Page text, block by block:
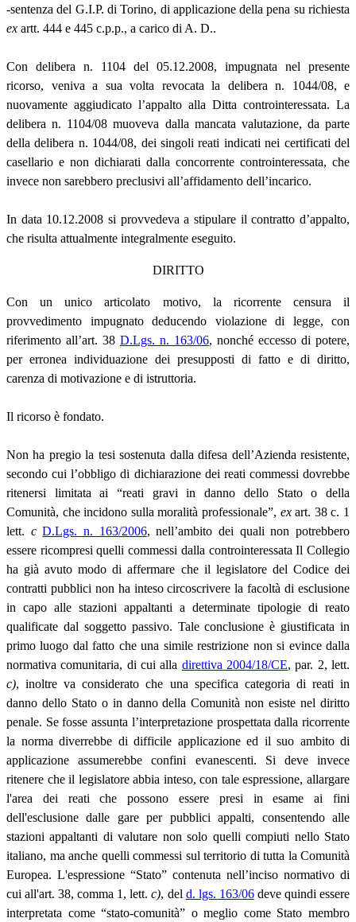
-sentenza del G.I.P. di Torino, di applicazione della pena su richiesta
ex artt. 444 e 445 c.p.p., a carico di A. D..
Con delibera n. 1104 del 05.12.2008, impugnata nel presente
ricorso, veniva a sua volta revocata la delibera n. 1044/08, e
nuovamente aggiudicato l’appalto alla Ditta controinteressata. La
delibera n. 1104/08 muoveva dalla mancata valutazione, da parte
della delibera n. 1044/08, dei singoli reati indicati nei certificati del
casellario e non dichiarati dalla concorrente controinteressata, che
invece non sarebbero preclusivi all’affidamento dell’incarico.
In data 10.12.2008 si provvedeva a stipulare il contratto d’appalto,
che risulta attualmente integralmente eseguito.
DIRITTO
Con un unico articolato motivo, la ricorrente censura il
provvedimento impugnato deducendo violazione di legge, con
riferimento all’art. 38 D.Lgs. n. 163/06, nonché eccesso di potere,
per erronea individuazione dei presupposti di fatto e di diritto,
carenza di motivazione e di istruttoria.
Il ricorso è fondato.
Non ha pregio la tesi sostenuta dalla difesa dell’Azienda resistente,
secondo cui l’obbligo di dichiarazione dei reati commessi dovrebbe
ritenersi limitata ai “reati gravi in danno dello Stato o della
Comunità, che incidono sulla moralità professionale”, exart. 38 c. 1
lett. c D.Lgs. n. 163/2006, nell’ambito dei quali non potrebbero
essere ricompresi quelli commessi dalla controinteressata Il Collegio
ha già avuto modo di affermare che il legislatore del Codice dei
contratti pubblici non ha inteso circoscrivere la facoltà di esclusione
in capo alle stazioni appaltanti a determinate tipologie di reato
qualificate dal soggetto passivo. Tale conclusione è giustificata in
primo luogo dal fatto che una simile restrizione non si evince dalla
normativa comunitaria, di cui alla direttiva 2004/18/CE, par. 2, lett.
c), inoltre va considerato che una specifica categoria di reati in
danno dello Stato o in danno della Comunità non esiste nel diritto
penale. Se fosse assunta l’interpretazione prospettata dalla ricorrente
la norma diverrebbe di difficile applicazione ed il suo ambito di
applicazione assumerebbe confini evanescenti. Si deve invece
ritenere che il legislatore abbia inteso, con tale espressione, allargare
l'area dei reati che possono essere presi in esame ai fini
dell'esclusione dalle gare per pubblici appalti, consentendo alle
stazioni appaltanti di valutare non solo quelli compiuti nello Stato
italiano, ma anche quelli commessi sul territorio di tutta la Comunità
Europea. L'espressione “Stato” contenuta nell’inciso normativo di
cui all'art. 38, comma 1, lett.c), del d. lgs. 163/06deve quindi essere
interpretata come “stato-comunità” o meglio come Stato membro